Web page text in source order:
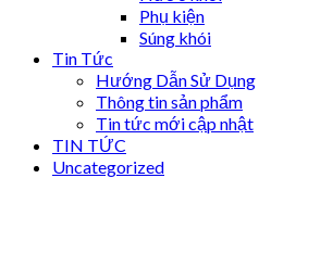
Phụ kiện
Súng khói
Tin Tức
Hướng Dẫn Sử Dụng
Thông tin sản phẩm
Tin tức mới cập nhật
TIN TỨC
Uncategorized